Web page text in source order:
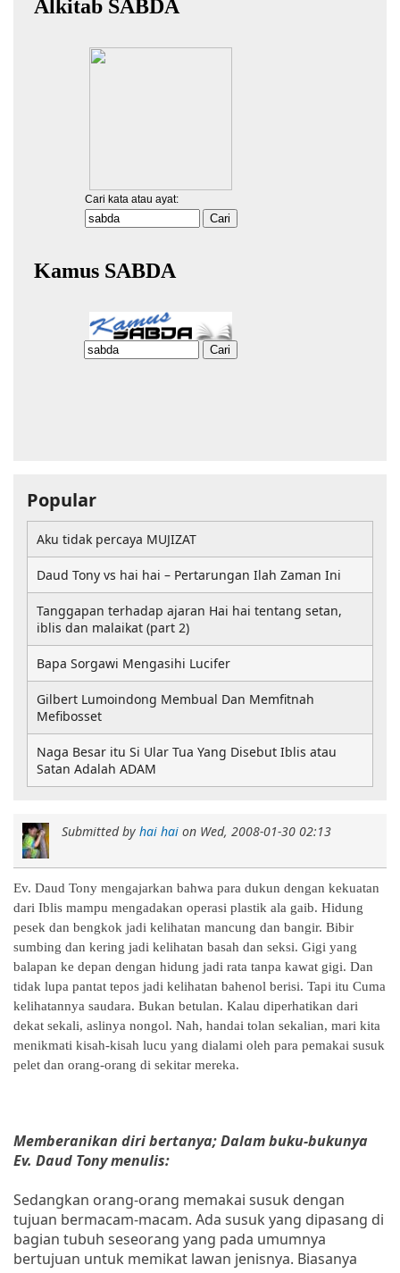
Submitted by hai hai on Wed, 2008-01-30 02:13
Ev. Daud Tony mengajarkan bahwa para dukun dengan kekuatan
dari Iblis mampu mengadakan operasi plastik ala gaib. Hidung
pesek dan bengkok jadi kelihatan mancung dan bangir. Bibir
sumbing dan kering jadi kelihatan basah dan seksi. Gigi yang
balapan ke depan dengan hidung jadi rata tanpa kawat gigi. Dan
tidak lupa pantat tepos jadi kelihatan bahenol berisi. Tapi itu Cuma
kelihatannya saudara. Bukan betulan. Kalau diperhatikan dari
dekat sekali, aslinya nongol. Nah, handai tolan sekalian, mari kita
menikmati kisah-kisah lucu yang dialami oleh para pemakai susuk
pelet dan orang-orang di sekitar mereka.
Memberanikan diri bertanya; Dalam buku-bukunya
Ev. Daud Tony menulis:
Sedangkan orang-orang memakai susuk dengan
tujuan bermacam-macam. Ada susuk yang dipasang di
bagian tubuh seseorang yang pada umumnya
bertujuan untuk memikat lawan jenisnya. Biasanya
Popular
Aku tidak percaya MUJIZAT
Daud Tony vs hai hai – Pertarungan Ilah Zaman Ini
Tanggapan terhadap ajaran Hai hai tentang setan,
iblis dan malaikat (part 2)
Bapa Sorgawi Mengasihi Lucifer
Gilbert Lumoindong Membual Dan Memfitnah
Mefibosset
Naga Besar itu Si Ular Tua Yang Disebut Iblis atau
Satan Adalah ADAM